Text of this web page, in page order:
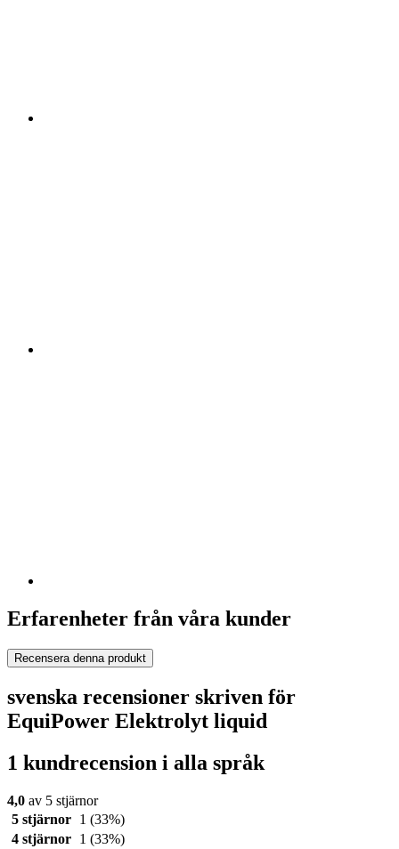
Erfarenheter från våra kunder
Recensera denna produkt
svenska recensioner skriven för
EquiPower Elektrolyt liquid
1 kundrecension i alla språk
4,0 av 5 stjärnor
5 stjärnor
1 (33%)
4 stjärnor
1 (33%)